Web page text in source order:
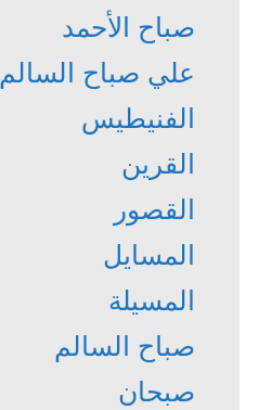
صباح الأحمد
علي صباح السالم
الفنيطيس
القرين
القصور
المسايل
المسيلة
صباح السالم
صبحان